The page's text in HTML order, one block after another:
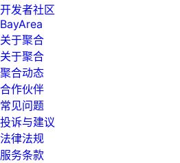
开发者社区
BayArea
关于聚合
关于聚合
聚合动态
合作伙伴
常见问题
投诉与建议
法律法规
服务条款